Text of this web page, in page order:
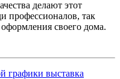
делают этот
профессионалов, так
своего дома.
графики выставка